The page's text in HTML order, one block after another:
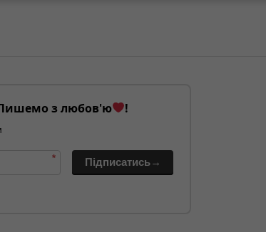
з любов'ю !
* Підписатись→